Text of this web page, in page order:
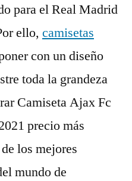
para el Real Madrid
ello, camisetas
con un diseño
toda la grandeza
Camiseta Ajax Fc
precio más
los mejores
mundo de